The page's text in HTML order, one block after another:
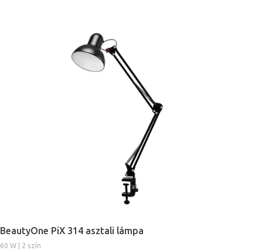
BeautyOne PiX 314 asztali lámpa
60 W | 2 szín